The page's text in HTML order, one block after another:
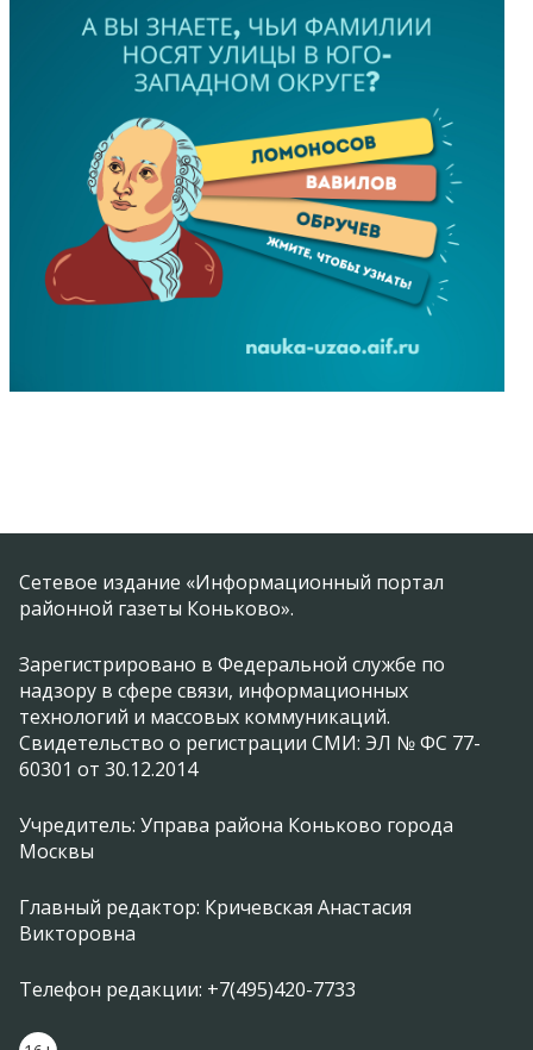
Сетевое издание «Информационный портал
районной газеты Коньково».
Зарегистрировано в Федеральной службе по
надзору в сфере связи, информационных
технологий и массовых коммуникаций.
Свидетельство о регистрации СМИ: ЭЛ № ФС 77-
60301 от 30.12.2014
Учредитель: Управа района Коньково города
Москвы
Главный редактор: Кричевская Анастасия
Викторовна
Телефон редакции: +7(495)420-7733